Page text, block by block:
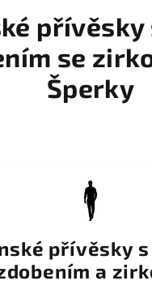
se
Šperky
přívěsky
a